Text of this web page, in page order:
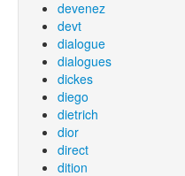
devenez
devt
dialogue
dialogues
dickes
diego
dietrich
dior
direct
dition